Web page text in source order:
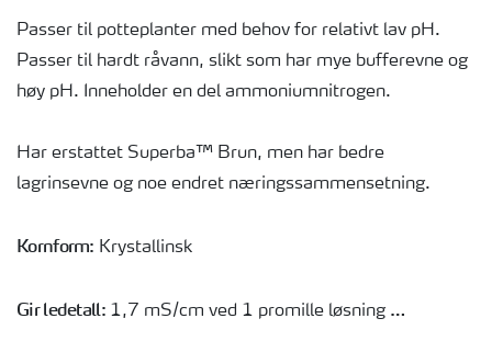
Passer til potteplanter med behov for relativt lav pH.
Passer til hardt råvann, slikt som har mye bufferevne og
høy pH. Inneholder en del ammoniumnitrogen.
Har erstattet Superba™ Brun, men har bedre
lagrinsevne og noe endret næringssammensetning.
Kornform: Krystallinsk
Gir ledetall: 1,7 mS/cm ved 1 promille løsning